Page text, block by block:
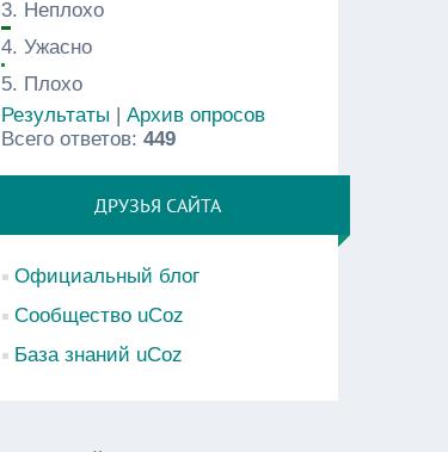
3. Неплохо
4.Ужасно
5. Плохо
Результаты |Архив опросов
Всего ответов:449
ДРУЗЬЯ САЙТА
Официальный блог
Сообщество uCoz
База знаний uCoz